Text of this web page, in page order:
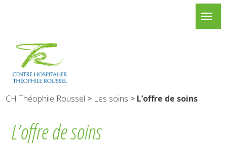
CH Théophile Roussel > Les soins > L’offre de soins
L’offre de soins